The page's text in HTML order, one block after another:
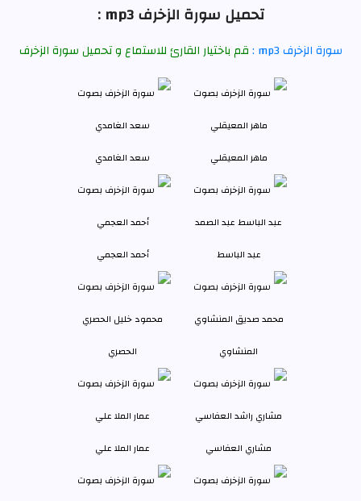
تحميل سورة الزخرف mp3 :
سورة الزخرف mp3 : قم باختيار القارئ للاستماع و تحميل سورة الزخرف
ماهر المعيقلي سعد الغامدي
عبد الباسط أحمد العجمي
المنشاوي الحصري
مشاري العفاسي عمار الملا علي